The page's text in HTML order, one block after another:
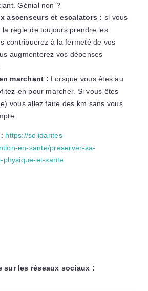
Génial non ?
ascenseurs et escalators : si vous
la règle de toujours prendre les
contribuerez à la fermeté de vos
augmenterez vos dépenses
marchant : Lorsque vous êtes au
en pour marcher. Si vous êtes
vous allez faire des km sans vous
https://solidarites-
en-sante/preserver-sa-
physique-et-sante
sur les réseaux sociaux :